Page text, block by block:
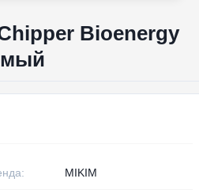
Bioenergy
MIKIM